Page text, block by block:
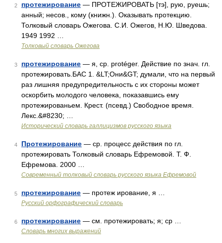
2 протежирование — ПРОТЕЖИРОВАТЬ [тэ], рую, руешь;
анный; несов., кому (книжн.). Оказывать протекцию.
Толковый словарь Ожегова. С.И. Ожегов, Н.Ю. Шведова.
1949 1992 …
Толковый словарь Ожегова
3 протежирование — я, ср. protéger. Действие по знач. гл.
протежировать.БАС 1. &LT;Они&GT; думали, что на первый
раз лишняя предупредительность с их стороны может
оскорбить молодого человека, показавшись ему
протежированьем. Крест. (псевд.) Свободное время.
Лекс.&#8230; …
Исторический словарь галлицизмов русского языка
4 Протежирование — ср. процесс действия по гл.
протежировать Толковый словарь Ефремовой. Т. Ф.
Ефремова. 2000 …
Современный толковый словарь русского языка Ефремовой
5 протежирование — протеж ирование, я …
Русский орфографический словарь
6 протежирование — см. протежировать; я; ср …
Словарь многих выражений